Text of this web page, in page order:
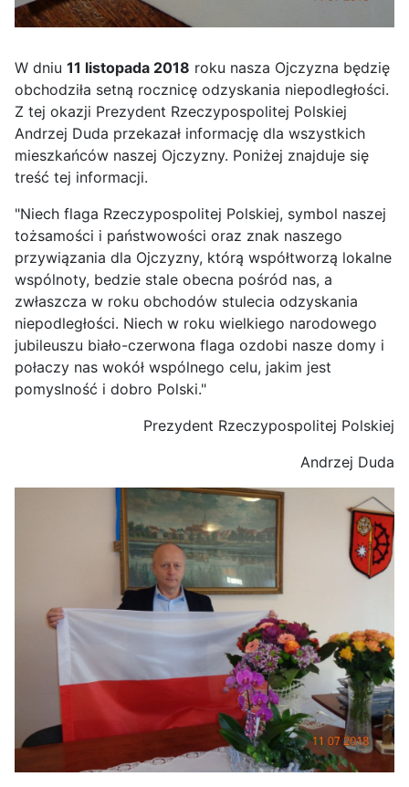
W dniu 11 listopada 2018 roku nasza Ojczyzna będzię
obchodziła setną rocznicę odzyskania niepodległości.
Z tej okazji Prezydent Rzeczypospolitej Polskiej
Andrzej Duda przekazał informację dla wszystkich
mieszkańców naszej Ojczyzny. Poniżej znajduje się
treść tej informacji.
"Niech flaga Rzeczypospolitej Polskiej, symbol naszej
tożsamości i państwowości oraz znak naszego
przywiązania dla Ojczyzny, którą współtworzą lokalne
wspólnoty, bedzie stale obecna pośród nas, a
zwłaszcza w roku obchodów stulecia odzyskania
niepodległości. Niech w roku wielkiego narodowego
jubileuszu biało-czerwona flaga ozdobi nasze domy i
połaczy nas wokół wspólnego celu, jakim jest
pomyslność i dobro Polski."
Prezydent Rzeczypospolitej Polskiej
Andrzej Duda